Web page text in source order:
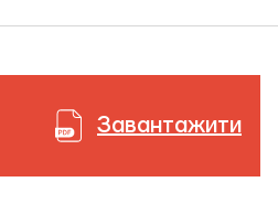
Завантажити